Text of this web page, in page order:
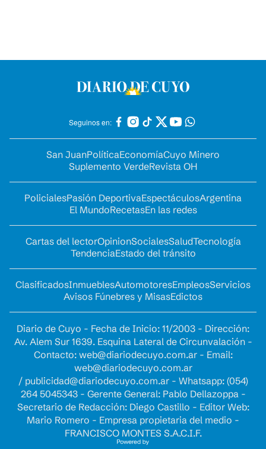
Seguinos en:
San JuanPolíticaEconomíaCuyo Minero
Suplemento VerdeRevista OH
PolicialesPasión DeportivaEspectáculosArgentina
El MundoRecetasEn las redes
Cartas del lectorOpinionSocialesSaludTecnología
TendenciaEstado del tránsito
ClasificadosInmueblesAutomotoresEmpleosServicios
Avisos Fúnebres y MisasEdictos
Diario de Cuyo - Fecha de Inicio: 11/2003 - Dirección:
Av. Alem Sur 1639. Esquina Lateral de Circunvalación -
Contacto: web@diariodecuyo.com.ar- Email:
web@diariodecuyo.com.ar
/ publicidad@diariodecuyo.com.ar- Whatsapp: (054)
264 5045343 - Gerente General: Pablo Dellazoppa -
Secretario de Redacción: Diego Castillo - Editor Web:
Mario Romero - Empresa propietaria del medio -
FRANCISCO MONTES S.A.C.I.F.